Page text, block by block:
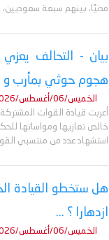
مدنيًا، بينهم سبعة
بيان - التحالف
هجوم حوثي بمأرب و
الخميس/06/أغسطس/2026 - 11:51 م
أعربت قيادة القوات
خالص تعازيها ومواساتها
استشهاد عدد من منتسبي
هل ستخطو القيادة
ازدهارا ؟ ...
الخميس/06/أغسطس/2026 - 11:33 م